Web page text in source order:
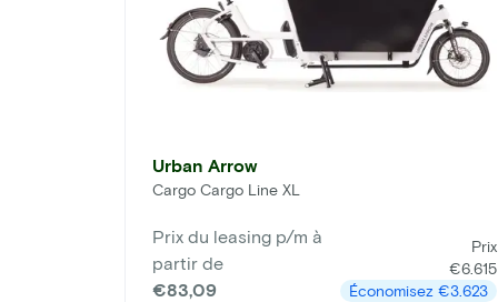
Urban Arrow
Cargo Cargo Line XL
Prix du leasing p/m à
partir de
€83,09
Prix
€6.615
Économisez €3.623